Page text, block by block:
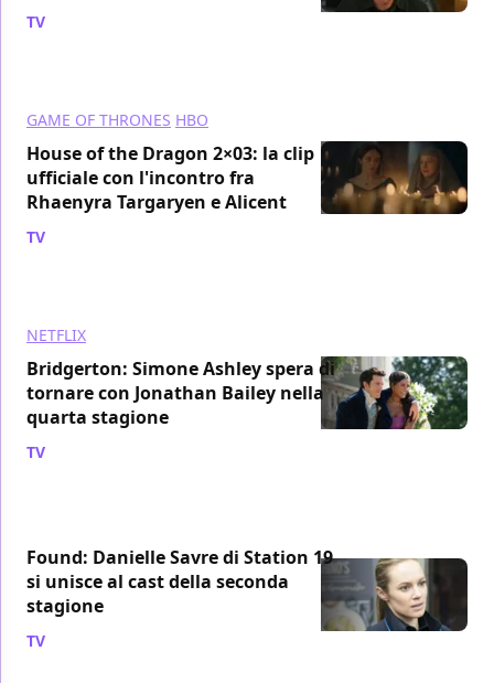
TV
GAME OF THRONES HBO
House of the Dragon 2×03: la clip
ufficiale con l'incontro fra
Rhaenyra Targaryen e Alicent
TV
NETFLIX
Bridgerton: Simone Ashley spera di
tornare con Jonathan Bailey nella
quarta stagione
TV
Found: Danielle Savre di Station 19
si unisce al cast della seconda
stagione
TV